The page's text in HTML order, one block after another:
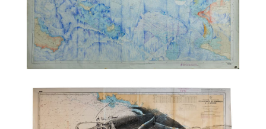
TALC02-27 – Quentin Spohn